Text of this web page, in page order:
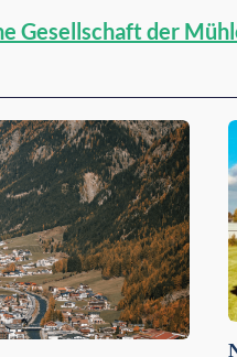
Gesellschaft der
für dich: